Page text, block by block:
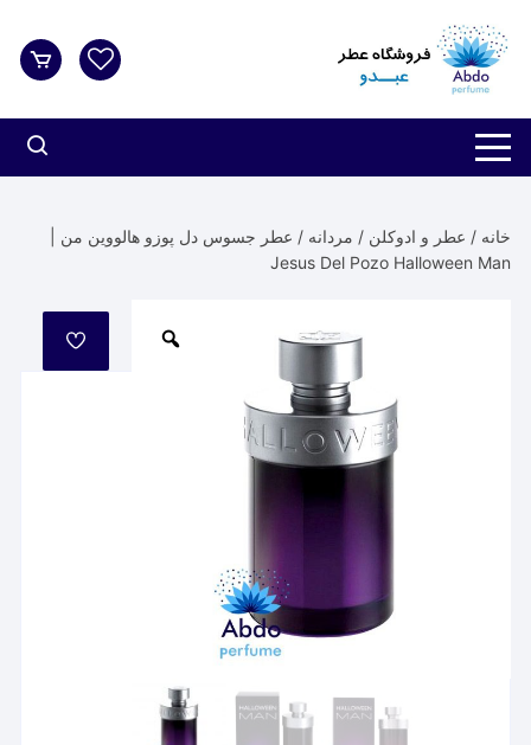
شدن
خانه / عطر و ادوکلن / مردانه / عطر جسوس دل پوزو هالووین من |
Jesus Del Pozo Halloween Man
مورد
علاقه